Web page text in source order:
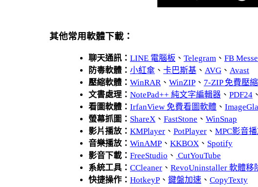
其他常用軟體下載：
聊天通訊： LINE 電腦板 、 Telegram、 FB
防毒軟體： 小紅傘 、 卡巴斯基、 AVG、 Avast
壓縮軟體： WinRAR、 WinZIP、 7-ZIP 免費壓
文書處理： NotePad++ 純文字編輯器、 PDF24、
看圖軟體： IrfanView 免費看圖軟體、
螢幕抓圖： ShareX、 FastStone 、 WinSnap
影片播放： KMPlayer、 PotPlayer、 MPC影音
音樂播放： WinAMP、 KKBOX、 Spotify
影音下載： FreeStudio 、 CutYouTube
系統工具： CCleaner、 RevoUninstaller 軟體移
快捷操作： HotkeyP、 鍵盤加速、 CopyTexty